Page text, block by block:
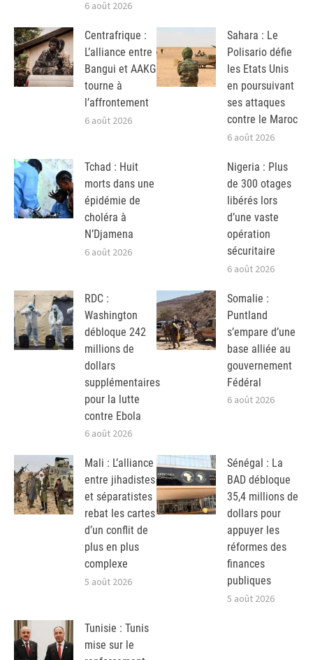
6 août 2026
Centrafrique :
L’alliance entre
Bangui et AAKG
tourne à
l’affrontement
6 août 2026
Sahara : Le
Polisario défie
les Etats Unis
en poursuivant
ses attaques
contre le Maroc
6 août 2026
Tchad : Huit
morts dans une
épidémie de
choléra à
N’Djamena
6 août 2026
Nigeria : Plus
de 300 otages
libérés lors
d’une vaste
opération
sécuritaire
6 août 2026
RDC :
Washington
débloque 242
millions de
dollars
supplémentaires
pour la lutte
contre Ebola
6 août 2026
Somalie :
Puntland
s’empare d’une
base alliée au
gouvernement
Fédéral
6 août 2026
Mali : L’alliance
entre jihadistes
et séparatistes
rebat les cartes
d’un conflit de
plus en plus
complexe
5 août 2026
Sénégal : La
BAD débloque
35,4 millions de
dollars pour
appuyer les
réformes des
finances
publiques
5 août 2026
Tunisie : Tunis
mise sur le